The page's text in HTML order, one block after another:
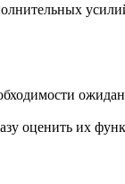
оценить их